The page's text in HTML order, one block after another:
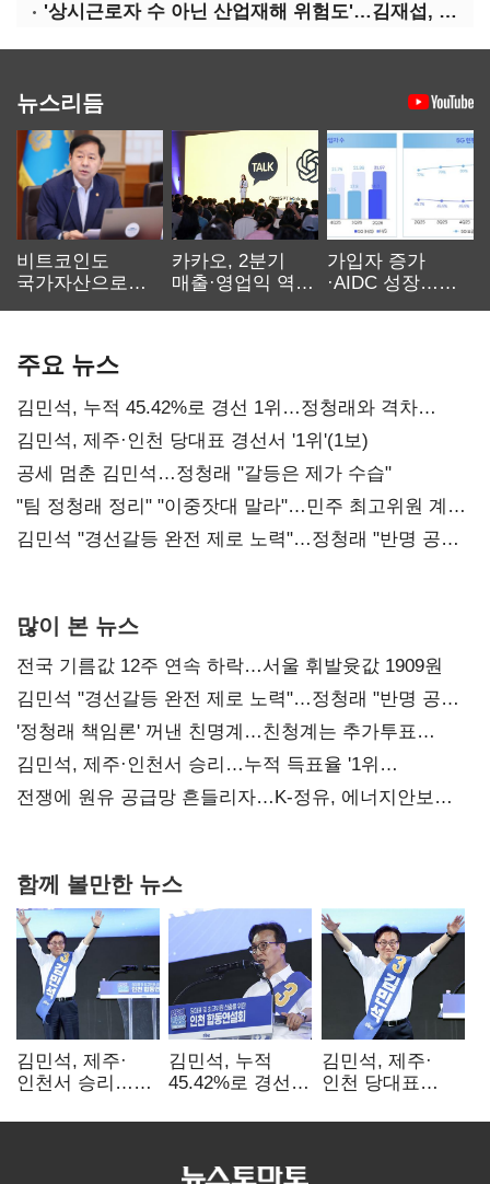
'상시근로자 수 아닌 산업재해 위험도'…김재섭, 산재예방 지원기준 손질
뉴스리듬
비트코인도
국가자산으로…'
카카오, 2분기
매출·영업익 역대
가입자 증가
·AIDC 성장…
주요 뉴스
김민석, 누적 45.42%로 경선 1위…정청래와 격차
0.86%p(2보)
김민석, 제주·인천 당대표 경선서 '1위'(1보)
공세 멈춘 김민석…정청래 "갈등은 제가 수습"
"팀 정청래 정리" "이중잣대 말라"…민주 최고위원 계파
다툼 격화
김민석 "경선갈등 완전 제로 노력"…정청래 "반명 공세
많이 본 뉴스
전국 기름값 12주 연속 하락…서울 휘발윳값 1909원
김민석 "경선갈등 완전 제로 노력"…정청래 "반명 공세
사과부터"
'정청래 책임론' 꺼낸 친명계…친청계는 추가투표
때리기
김민석, 제주·인천서 승리…누적 득표율 '1위
탈환'(종합)
전쟁에 원유 공급망 흔들리자…K-정유, 에너지안보
함께 볼만한 뉴스
김민석, 제주·
인천서 승리…
탈환'(종합)
김민석, 누적
45.42%로 경선
격차
김민석, 제주·
인천 당대표